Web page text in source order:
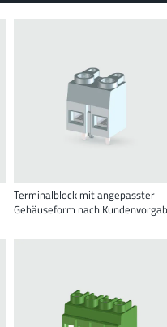
Terminalblock mit angepasster
Gehäuseform nach